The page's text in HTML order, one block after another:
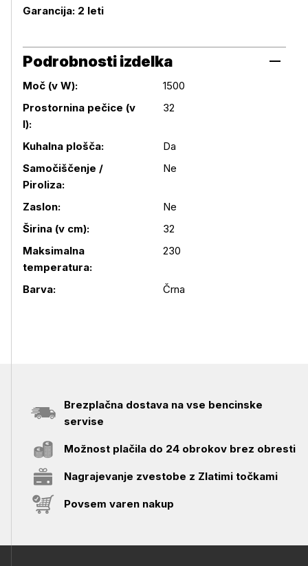
Garancija: 2 leti
Podrobnosti izdelka
Podrobnosti izdelka
Moč (v W):
1500
Prostornina pečice (v
l):
32
Kuhalna plošča:
Da
Samočiščenje /
Piroliza:
Ne
Zaslon:
Ne
Širina (v cm):
32
Maksimalna
temperatura:
230
Barva: Črna
Brezplačna dostava na vse bencinske
servise
Možnost plačila do 24 obrokov brez obresti
Nagrajevanje zvestobe z Zlatimi točkami
Povsem varen nakup